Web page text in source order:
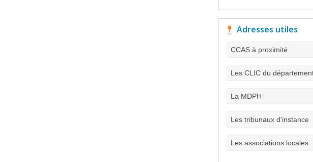
Adresses utiles
CCAS à proximité
Les CLIC du
La MDPH
Les tribunaux d'instance
Les associations locales